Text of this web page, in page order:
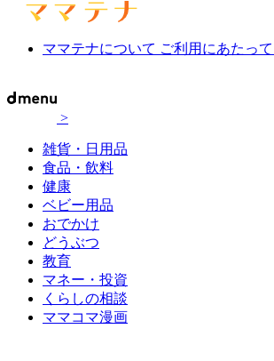
ママテナについて ご利用にあたって
>
雑貨・日用品
食品・飲料
健康
ベビー用品
おでかけ
どうぶつ
教育
マネー・投資
くらしの相談
ママコマ漫画